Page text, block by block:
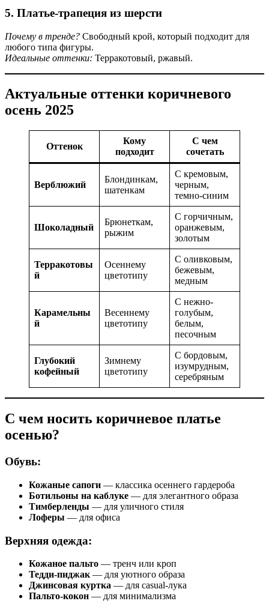
5. Платье-трапеция из шерсти
Почему в тренде? Свободный крой, который подходит для
любого типа фигуры.
Идеальные оттенки: Терракотовый, ржавый.
Актуальные оттенки коричневого
осень 2025
Оттенок
Кому
подходит
С чем
сочетать
Верблюжий
Блондинкам,
шатенкам
С кремовым,
черным,
темно-синим
Шоколадный
Брюнеткам,
рыжим
С горчичным,
оранжевым,
золотым
Терракотовы
й
Осеннему
цветотипу
С оливковым,
бежевым,
медным
Карамельны
й
Весеннему
цветотипу
С нежно-
голубым,
белым,
песочным
Глубокий
кофейный
Зимнему
цветотипу
С бордовым,
изумрудным,
серебряным
С чем носить коричневое платье
осенью?
Обувь:
Кожаные сапоги — классика осеннего гардероба
Ботильоны на каблуке — для элегантного образа
Тимберленды — для уличного стиля
Лоферы — для офиса
Верхняя одежда:
Кожаное пальто — тренч или кроп
Тедди-пиджак — для уютного образа
Джинсовая куртка — для casual-лука
Пальто-кокон — для минимализма